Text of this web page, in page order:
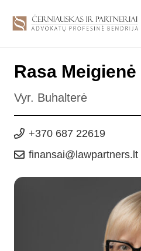
Rasa Meigienė
Vyr. Buhalterė
+370 687 22619
finansai@lawpartners.lt